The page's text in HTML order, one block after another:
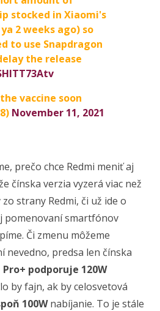
stocked in Xiaomi's
2 weeks ago) so
to use Snapdragon
the release
vaccine soon
November 11, 2021
prečo chce Redmi meniť aj
čínska verzia vyzerá viac než
strany Redmi, či už ide o
pomenovaní smartfónov
Či zmenu môžeme
nevedno, predsa len čínska
podporuje 120W
by fajn, ak by celosvetová
100Wnabíjanie. To je stále